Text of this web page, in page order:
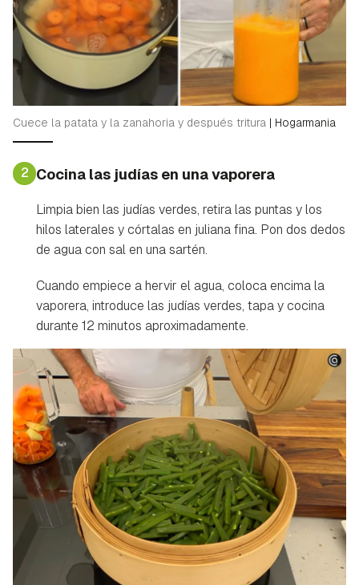
Cuece la patata y la zanahoria y después tritura | Hogarmania
2 Cocina las judías en una vaporera
Limpia bien las judías verdes, retira las puntas y los
hilos laterales y córtalas en juliana fina. Pon dos dedos
de agua con sal en una sartén.
Cuando empiece a hervir el agua, coloca encima la
vaporera, introduce las judías verdes, tapa y cocina
durante 12 minutos aproximadamente.